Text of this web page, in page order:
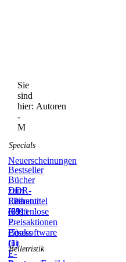
Specials
Neuerscheinungen
Bestseller
Bücher
zum
Film
(59)
DDR-
Literatur
(831)
Reihentitel
(21)
Kostenlose
E-
Books
(1)
Preisaktionen
(5)
Lesesoftware
für
E-
Belletristik
Sie
sind
hier: Autoren
-
M